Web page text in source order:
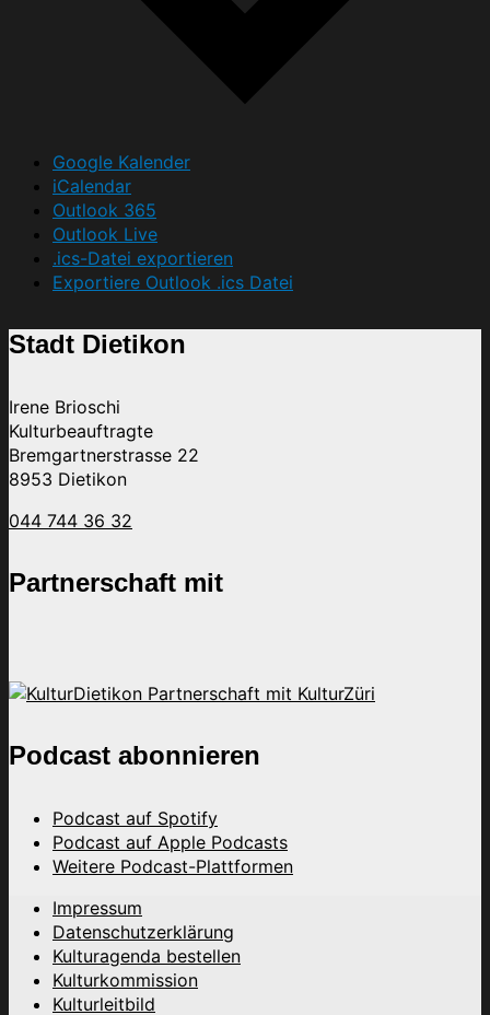
Google Kalender
iCalendar
Outlook 365
Outlook Live
.ics-Datei exportieren
Exportiere Outlook .ics Datei
Stadt Dietikon
Irene Brioschi
Kulturbeauftragte
Bremgartnerstrasse 22
8953 Dietikon
044 744 36 32
Partnerschaft mit
Podcast abonnieren
Podcast auf Spotify
Podcast auf Apple Podcasts
Weitere Podcast-Plattformen
Impressum
Datenschutzerklärung
Kulturagenda bestellen
Kulturkommission
Kulturleitbild